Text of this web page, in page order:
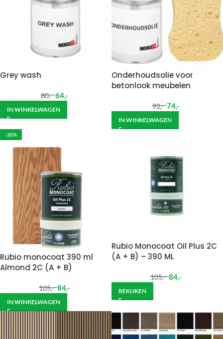
Grey wash
80,- 64,-
IN WINKELWAGEN
Onderhoudsolie voor
betonlook meubelen
92,- 74,-
IN WINKELWAGEN
-20%
Rubio monocoat 390 ml
Almond 2C (A + B)
105,- 84,-
IN WINKELWAGEN
Rubio Monocoat Oil Plus 2C
(A + B) – 390 ML
105,- 84,-
BEKIJKEN